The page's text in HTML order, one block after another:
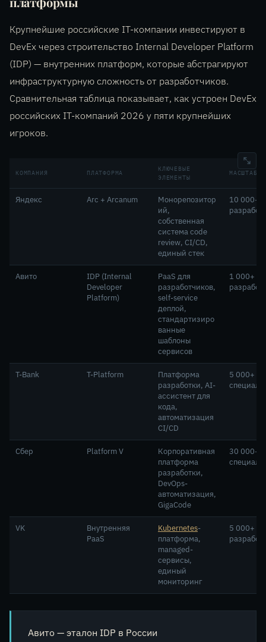
Крупнейшие российские IT-компании инвестируют в
DevEx через строительство Internal Developer Platform
(IDP) — внутренних платформ, которые абстрагируют
инфраструктурную сложность от разработчиков.
Сравнительная таблица показывает, как устроен DevEx
российских IT-компаний 2026 у пяти крупнейших
игроков.
КОМПАНИЯ ПЛАТФОРМА
КЛЮЧЕВЫЕ
ЭЛЕМЕНТЫ
МАСШТАБ
Яндекс Arc + Arcanum
Монорепозитор
ий,
собственная
система code
review, CI/CD,
единый стек
10 000+
Авито
IDP (Internal
Developer
Platform)
PaaS для
разработчиков,
self-service
деплой,
стандартизиро
ванные
шаблоны
сервисов
1 000+
T-Bank T-Platform
Платформа
разработки, AI-
ассистент для
кода,
автоматизация
CI/CD
5 000+ IT-
Сбер Platform V
Корпоративная
платформа
разработки,
DevOps-
автоматизация,
GigaCode
30 000+
VK
Внутренняя
PaaS
Kubernetes-
платформа,
managed-
сервисы,
единый
мониторинг
5 000+
Авито — эталон IDP в России